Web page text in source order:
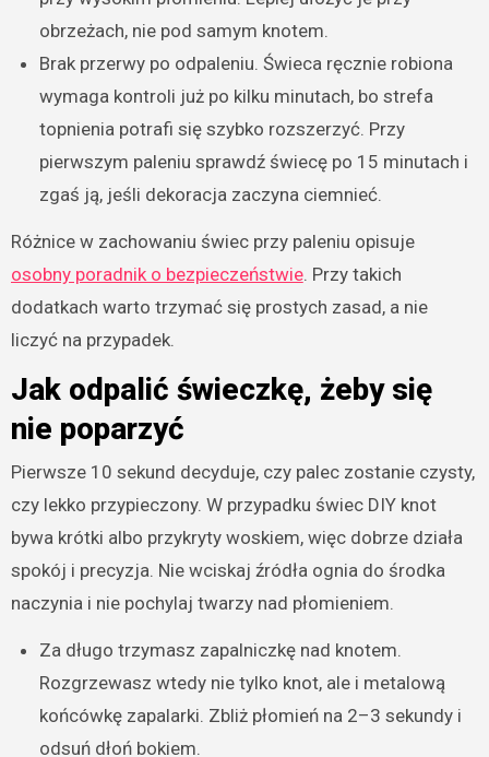
obrzeżach, nie pod samym knotem.
Brak przerwy po odpaleniu. Świeca ręcznie robiona
wymaga kontroli już po kilku minutach, bo strefa
topnienia potrafi się szybko rozszerzyć. Przy
pierwszym paleniu sprawdź świecę po 15 minutach i
zgaś ją, jeśli dekoracja zaczyna ciemnieć.
Różnice w zachowaniu świec przy paleniu opisuje
osobny poradnik o bezpieczeństwie. Przy takich
dodatkach warto trzymać się prostych zasad, a nie
liczyć na przypadek.
Jak odpalić świeczkę, żeby się
nie poparzyć
Pierwsze 10 sekund decyduje, czy palec zostanie czysty,
czy lekko przypieczony. W przypadku świec DIY knot
bywa krótki albo przykryty woskiem, więc dobrze działa
spokój i precyzja. Nie wciskaj źródła ognia do środka
naczynia i nie pochylaj twarzy nad płomieniem.
Za długo trzymasz zapalniczkę nad knotem.
Rozgrzewasz wtedy nie tylko knot, ale i metalową
końcówkę zapalarki. Zbliż płomień na 2–3 sekundy i
odsuń dłoń bokiem.